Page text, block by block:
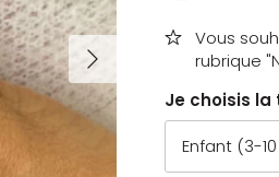
Vous
rubrique
Je choisis
Enfant (3-